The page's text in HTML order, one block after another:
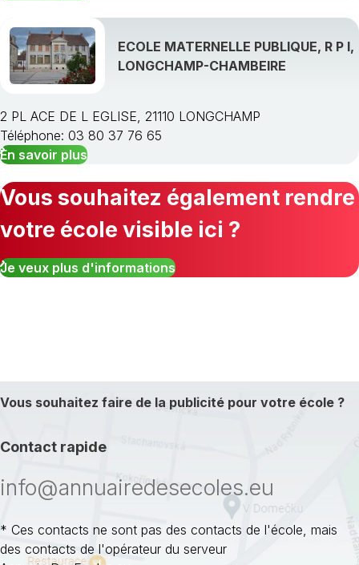
ECOLE MATERNELLE PUBLIQUE, R P I,
LONGCHAMP-CHAMBEIRE
2 PL ACE DE L EGLISE, 21110 LONGCHAMP
Téléphone: 03 80 37 76 65
En savoir plus
Vous souhaitez également rendre
votre école visible ici ?
Je veux plus d'informations
Vous souhaitez faire de la publicité pour votre école ?
Contact rapide
info@annuairedesecoles.eu
* Ces contacts ne sont pas des contacts de l'école, mais
des contacts de l'opérateur du serveur